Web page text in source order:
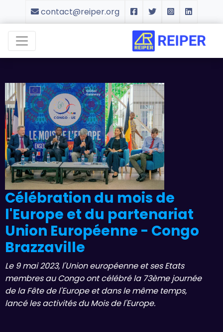
contact@reiper.org
Célébration du mois de
l'Europe et du partenariat
Union Européenne - Congo
Brazzaville
Le 9 mai 2023, l'Union européenne et ses Etats
membres au Congo ont célébré la 73ème journée
de la Fête de l'Europe et dans le même temps,
lancé les activités du Mois de l'Europe.